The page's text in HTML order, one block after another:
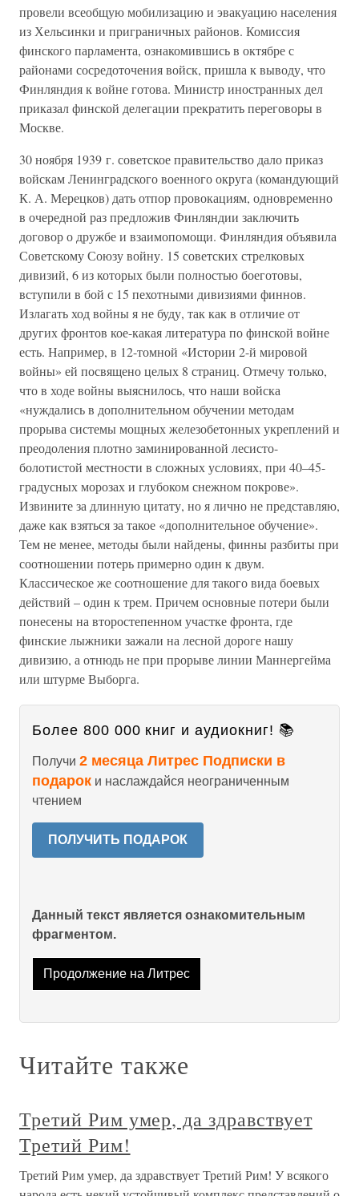
провели всеобщую мобилизацию и эвакуацию населения
из Хельсинки и приграничных районов. Комиссия
финского парламента, ознакомившись в октябре с
районами сосредоточения войск, пришла к выводу, что
Финляндия к войне готова. Министр иностранных дел
приказал финской делегации прекратить переговоры в
Москве.
30 ноября 1939 г. советское правительство дало приказ
войскам Ленинградского военного округа (командующий
К. А. Мерецков) дать отпор провокациям, одновременно
в очередной раз предложив Финляндии заключить
договор о дружбе и взаимопомощи. Финляндия объявила
Советскому Союзу войну. 15 советских стрелковых
дивизий, 6 из которых были полностью боеготовы,
вступили в бой с 15 пехотными дивизиями финнов.
Излагать ход войны я не буду, так как в отличие от
других фронтов кое-какая литература по финской войне
есть. Например, в 12-томной «Истории 2-й мировой
войны» ей посвящено целых 8 страниц. Отмечу только,
что в ходе войны выяснилось, что наши войска
«нуждались в дополнительном обучении методам
прорыва системы мощных железобетонных укреплений и
преодоления плотно заминированной лесисто-
болотистой местности в сложных условиях, при 40–45-
градусных морозах и глубоком снежном покрове».
Извините за длинную цитату, но я лично не представляю,
даже как взяться за такое «дополнительное обучение».
Тем не менее, методы были найдены, финны разбиты при
соотношении потерь примерно один к двум.
Классическое же соотношение для такого вида боевых
действий – один к трем. Причем основные потери были
понесены на второстепенном участке фронта, где
финские лыжники зажали на лесной дороге нашу
дивизию, а отнюдь не при прорыве линии Маннергейма
или штурме Выборга.
Более 800 000 книг и аудиокниг! 📚
Получи 2 месяца Литрес Подписки в
подарок и наслаждайся неограниченным
чтением
ПОЛУЧИТЬ ПОДАРОК
Данный текст является ознакомительным
фрагментом.
Продолжение на Литрес
Читайте также
Третий Рим умер, да здравствует
Третий Рим!
Третий Рим умер, да здравствует Третий Рим! У всякого